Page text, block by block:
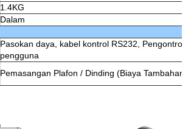
1.4KG
Dalam
Pasokan daya, kabel kontrol RS232, Pengontrol
pengguna
Pemasangan Plafon / Dinding (Biaya Tambahan)